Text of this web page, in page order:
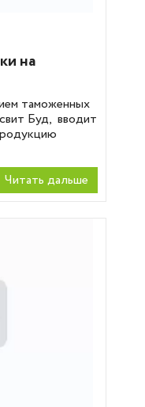
на
таможенных
Буд, вводит
Читать дальше